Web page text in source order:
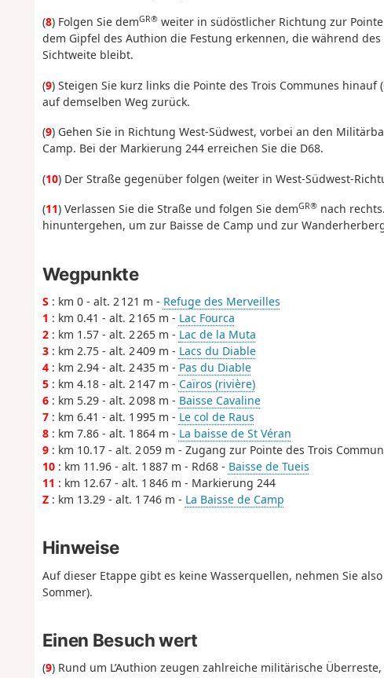
(8) Folgen Sie demGR®weiter in südöstlicher Richtung zur
dem Gipfel des Authion die Festung erkennen, die während
Sichtweite bleibt.
(9) Steigen Sie kurz links die Pointe des Trois Communes
auf demselben Weg zurück.
(9) Gehen Sie in Richtung West-Südwest, vorbei an den
Camp. Bei der Markierung 244 erreichen Sie die D68.
(10) Der Straße gegenüber folgen (weiter in West-Südwest-
(11) Verlassen Sie die Straße und folgen Sie demGR®nach
hinuntergehen, um zur Baisse de Camp und zur
Wegpunkte
S : km 0 - alt. 2 121 m - Refuge des Merveilles
1 : km 0.41 - alt. 2 165 m - Lac Fourca
2: km 1.57 - alt. 2 265 m - Lac de la Muta
3: km 2.75 - alt. 2 409 m - Lacs du Diable
4: km 2.94 - alt. 2 435 m - Pas du Diable
5: km 4.18 - alt. 2 147 m - Caïros (rivière)
6: km 5.29 - alt. 2 098 m - Baisse Cavaline
7: km 6.41 - alt. 1 995 m - Le col de Raus
8: km 7.86 - alt. 1 864 m - La baisse de St Véran
9: km 10.17 - alt. 2 059 m - Zugang zur Pointe des Trois
10: km 11.96 - alt. 1 887 m - Rd68 - Baisse de Tueis
11 : km 12.67 - alt. 1 846 m - Markierung 244
Z: km 13.29 - alt. 1 746 m - La Baisse de Camp
Hinweise
Auf dieser Etappe gibt es keine Wasserquellen, nehmen Sie
Sommer).
Einen Besuch wert
(9) Rund um L’Authion zeugen zahlreiche militärische